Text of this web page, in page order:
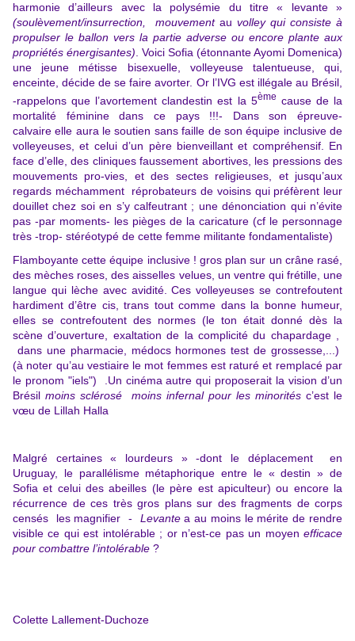
harmonie d’ailleurs avec la polysémie du titre « levante »
(soulèvement/insurrection, mouvement au volley qui consiste à
propulser le ballon vers la partie adverse ou encore plante aux
propriétés énergisantes) Voici Sofia (étonnanteAyomi Domenica)
une jeune métisse bisexuelle, volleyeuse talentueuse, qui,
enceinte, décide de se faire avorter. Or l’IVG est illégale au Brésil,
-rappelons que l’avortement clandestin est la 5ème cause de la
mortalité féminine dans ce pays !!!- Dans son épreuve-
calvaire elle aura le soutien sans faille de son équipe inclusive de
volleyeuses, et celui d’un père bienveillant et compréhensif. En
face d’elle, des cliniques faussement abortives, les pressions des
mouvements pro-vies, et des sectes religieuses, et jusqu’aux
regards méchamment réprobateurs de voisins qui préfèrent leur
douillet chez soi en s’y calfeutrant ; une dénonciation qui n’évite
pas -par moments- les pièges de la caricature (cf le personnage
très -trop- stéréotypé de cette femme militante fondamentaliste)
Flamboyante cette équipe inclusive ! gros plan sur un crâne rasé,
des mèches roses, des aisselles velues, un ventre qui frétille, une
langue qui lèche avec avidité. Ces volleyeuses se contrefoutent
hardiment d’être cis, trans tout comme dans la bonne humeur,
elles se contrefoutent des normes (le ton était donné dès la
scène d’ouverture, exaltation de la complicité du chapardage ,
dans une pharmacie, médocs hormones test de grossesse,...)
(à noter qu’au vestiaire le mot femmes est raturé et remplacé par
le pronom "iels") . Un cinéma autre qui proposerait la vision d’un
Brésil moins sclérosé moins infernal pour les minorités c’est le
vœu de Lillah Halla
Malgré certaines « lourdeurs » -dont le déplacement en
Uruguay, le parallélisme métaphorique entre le « destin » de
Sofia et celui des abeilles (le père est apiculteur) ou encore la
récurrence de ces très gros plans sur des fragments de corps
censés les magnifier - Levantea au moins le mérite de rendre
visible ce qui est intolérable ; or n’est-ce pas un moyen efficace
pour combattre l’intolérable ?
Colette Lallement-Duchoze